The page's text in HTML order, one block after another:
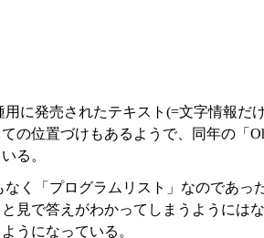
に発売されたテキスト(=文字情報だ
の位置づけもあるようで、同年の「
る。
く「プログラムリスト」なのであっ
見で答えがわかってしまうようには
うになっている。